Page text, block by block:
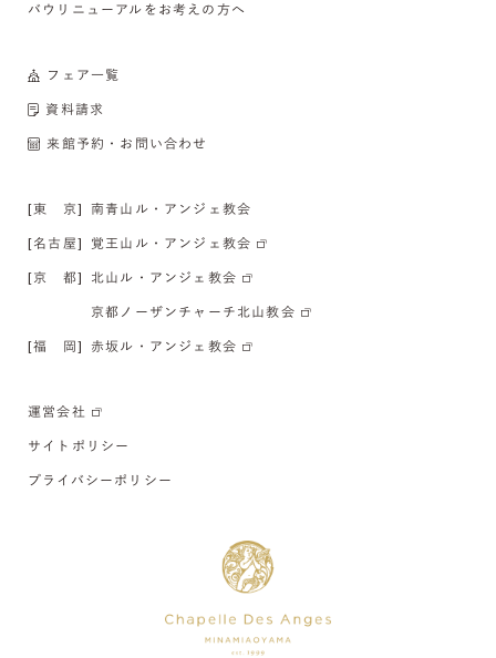
バウリニューアルをお考えの方へ
フェア一覧
資料請求
来館予約・お問い合わせ
[東 京] 南青山ル・アンジェ教会
[名古屋] 覚王山ル・アンジェ教会
[京 都] 北山ル・アンジェ教会
京都ノーザンチャーチ北山教会
[福 岡] 赤坂ル・アンジェ教会
運営会社
サイトポリシー
プライバシーポリシー